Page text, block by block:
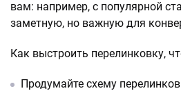
вам: например, с популярной
заметную, но важную для
Как выстроить перелинковку,
Продумайте схему